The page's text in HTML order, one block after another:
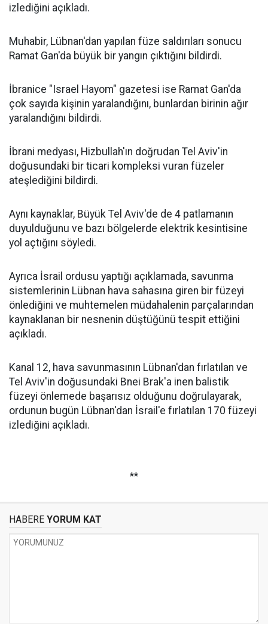
izlediğini açıkladı.
Muhabir, Lübnan'dan yapılan füze saldırıları sonucu
Ramat Gan'da büyük bir yangın çıktığını bildirdi.
İbranice "Israel Hayom" gazetesi ise Ramat Gan'da
çok sayıda kişinin yaralandığını, bunlardan birinin ağır
yaralandığını bildirdi.
İbrani medyası, Hizbullah'ın doğrudan Tel Aviv'in
doğusundaki bir ticari kompleksi vuran füzeler
ateşlediğini bildirdi.
Aynı kaynaklar, Büyük Tel Aviv'de de 4 patlamanın
duyulduğunu ve bazı bölgelerde elektrik kesintisine
yol açtığını söyledi.
Ayrıca İsrail ordusu yaptığı açıklamada, savunma
sistemlerinin Lübnan hava sahasına giren bir füzeyi
önlediğini ve muhtemelen müdahalenin parçalarından
kaynaklanan bir nesnenin düştüğünü tespit ettiğini
açıkladı.
Kanal 12, hava savunmasının Lübnan'dan fırlatılan ve
Tel Aviv'in doğusundaki Bnei Brak'a inen balistik
füzeyi önlemede başarısız olduğunu doğrulayarak,
ordunun bugün Lübnan'dan İsrail'e fırlatılan 170 füzeyi
izlediğini açıkladı.
**
HABERE YORUM KAT